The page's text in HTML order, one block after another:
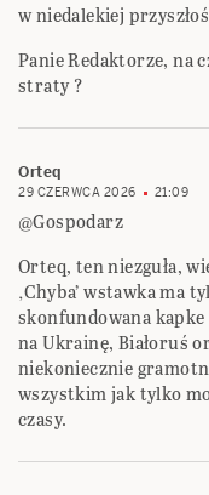
w niedalekiej
Panie Redaktorze, na
straty ?
Orteq
29 CZERWCA 2026 21:09
@Gospodarz
Orteq, ten niezguła,
‚Chyba’ wstawka ma
skonfundowana
na Ukrainę, Białoruś
niekoniecznie
wszystkim jak tylko
czasy.